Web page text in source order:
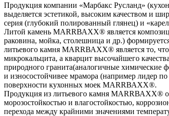
Продукция компании «Марбакс Русланд»
выделяется эстетикой, высоким качеством и
серия (глубокий полированный глянец) и
Литой камень МАRRВАХХ® является
раковина, мойка, столешница и др.)
литьевого камня МАRRВАХХ® является то, что
микрокальцита, а кварцит высочайшего
природного гранита(аналогичные химические
и износостойчивее мрамора (например лидер
поверхности кухонных моек МАRRВАХХ®.
Продукция из литьевого камня МАRRВАХХ®
морозостойкостью и влагостойкостью,
перехода между крайними значениями